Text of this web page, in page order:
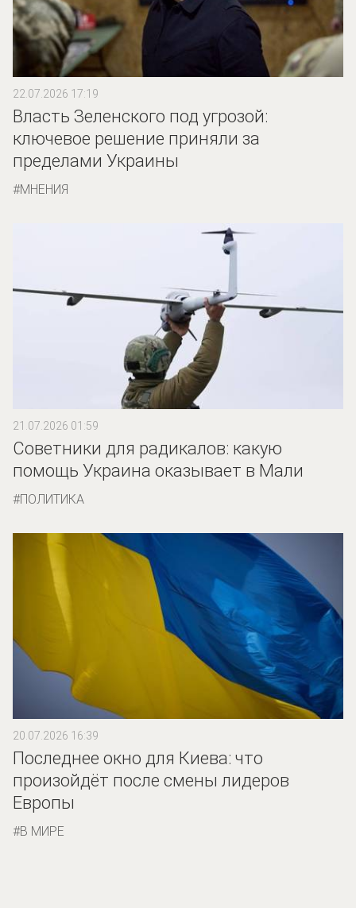
22.07.2026 17:19
Власть Зеленского под угрозой:
ключевое решение приняли за
пределами Украины
МНЕНИЯ
21.07.2026 01:59
Советники для радикалов: какую
помощь Украина оказывает в Мали
ПОЛИТИКА
20.07.2026 16:39
Последнее окно для Киева: что
произойдёт после смены лидеров
Европы
В МИРЕ